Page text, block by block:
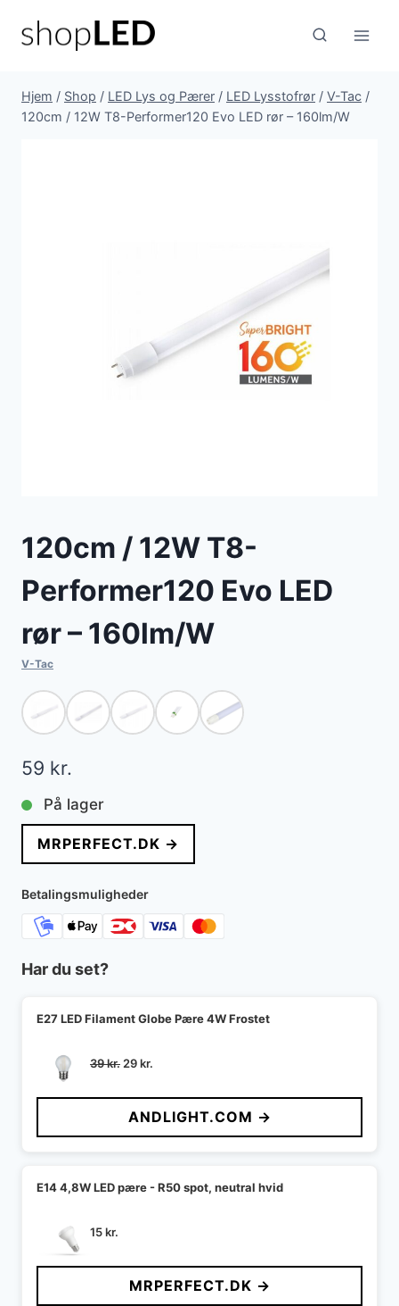
Hjem / Shop / LED Lys og Pærer / LED Lysstofrør / V-Tac /
120cm / 12W T8-Performer120 Evo LED rør – 160lm/W
120cm / 12W T8-
Performer120 Evo LED
rør – 160lm/W
V-Tac
59 kr.
På lager
MRPERFECT.DK →
Betalingsmuligheder
Har du set?
E27 LED Filament Globe Pære 4W Frostet
39kr. Den
pris
var:
39 kr..
29kr.
pris
er:
29 kr..
ANDLIGHT.COM →
E14 4,8W LED pære - R50 spot, neutral hvid
15kr.
MRPERFECT.DK →